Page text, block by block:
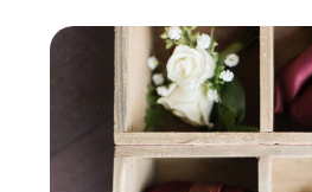
POUR
LE
BAPTÊME
D’UN
BÉBÉ